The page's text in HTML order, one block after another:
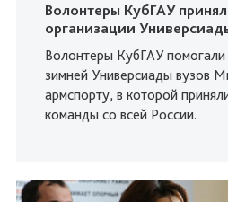
Волонтеры КубГАУ
организации
Волонтеры КубГАУ помогали
зимней Универсиады вузов
армспорту, в которой
команды со всей России.